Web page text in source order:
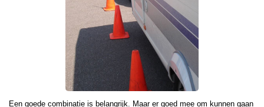
Een goede combinatie is belangrijk. Maar er goed mee om kunnen gaan